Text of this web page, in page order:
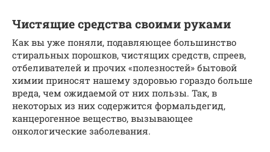
Чистящие средства своими руками
Как вы уже поняли, подавляющее большинство
стиральных порошков, чистящих средств, спреев,
отбеливателей и прочих «полезностей» бытовой
химии приносят нашему здоровью гораздо больше
вреда, чем ожидаемой от них пользы. Так, в
некоторых из них содержится формальдегид,
канцерогенное вещество, вызывающее
онкологические заболевания.